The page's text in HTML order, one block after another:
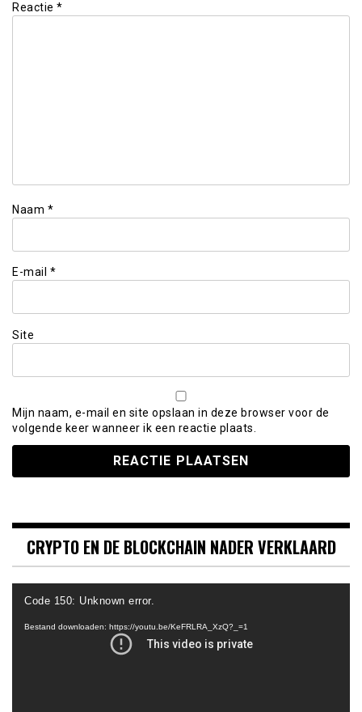
Reactie *
Naam *
E-mail *
Site
Mijn naam, e-mail en site opslaan in deze browser voor de
volgende keer wanneer ik een reactie plaats.
CRYPTO EN DE BLOCKCHAIN NADER VERKLAARD
Videospeler
Code 150: Unknown error.
Bestand downloaden: https://youtu.be/KeFRLRA_XzQ?_=1